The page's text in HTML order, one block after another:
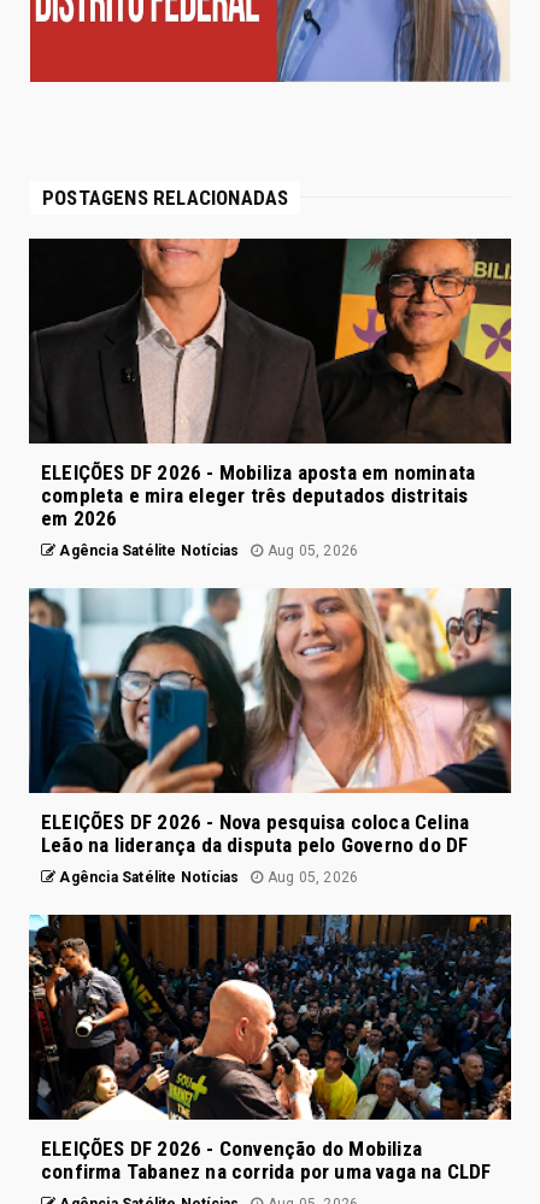
POSTAGENS RELACIONADAS
ELEIÇÕES DF 2026 - Mobiliza aposta em nominata
completa e mira eleger três deputados distritais
em 2026
Agência Satélite Notícias Aug 05, 2026
ELEIÇÕES DF 2026 - Nova pesquisa coloca Celina
Leão na liderança da disputa pelo Governo do DF
Agência Satélite Notícias Aug 05, 2026
ELEIÇÕES DF 2026 - Convenção do Mobiliza
confirma Tabanez na corrida por uma vaga na CLDF